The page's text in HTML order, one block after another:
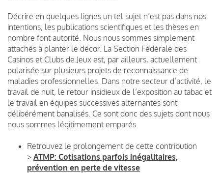
Décrire en quelques lignes un tel sujet n’est pas dans nos
intentions, les publications scientifiques et les thèses en
nombre font autorité. Nous nous sommes simplement
attachés à planter le décor. La Section Fédérale des
Casinos et Clubs de Jeux est, par ailleurs, actuellement
polarisée sur plusieurs projets de reconnaissance de
maladies professionnelles. Dans notre secteur d’activité, le
travail de nuit, le retour insidieux de l’exposition au tabac et
le travail en équipes successives alternantes sont
délibérément banalisés. Ce sont donc des sujets dont nous
nous sommes légitimement emparés.
Retrouvez le prolongement de cette contribution
> ATMP: Cotisations parfois inégalitaires,
prévention en perte de vitesse